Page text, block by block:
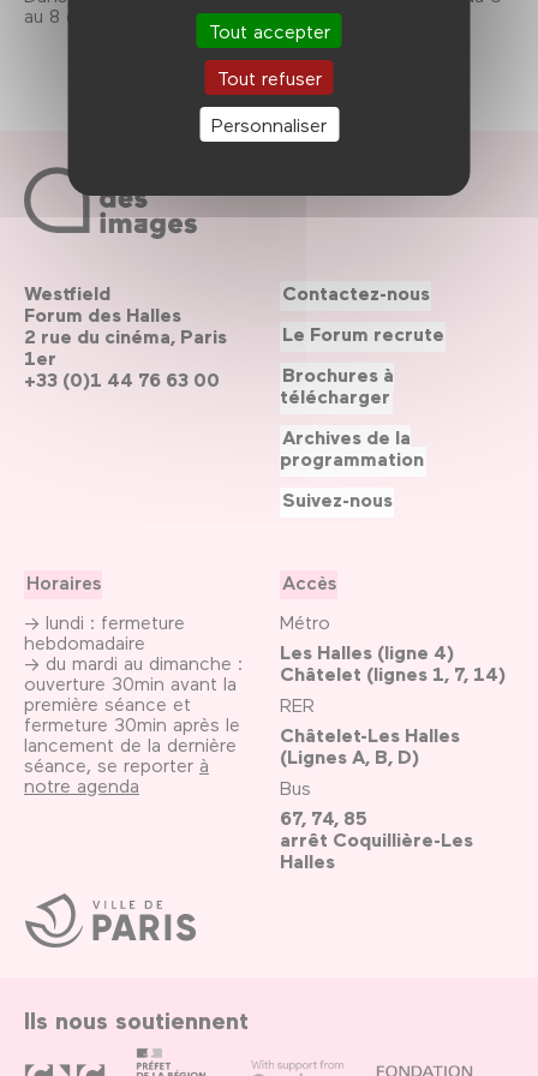
Tout accepter
Tout refuser
Personnaliser
au 8 décembre 2013.
Ville
de
Paris
Westfield
Forum des Halles
2 rue du cinéma, Paris
1er
+33 (0)1 44 76 63 00
Horaires
→ lundi : fermeture
hebdomadaire
→ du mardi au dimanche :
ouverture 30min avant la
première séance et
fermeture 30min après le
lancement de la dernière
séance, se reporter à
notre agenda
Accès
Métro
Les Halles (ligne 4)
Châtelet (lignes 1, 7, 14)
RER
Châtelet-Les Halles
(Lignes A, B, D)
Bus
67, 74, 85
arrêt Coquillière-Les
Halles
Contactez-nous
Le Forum recrute
Brochures à
télécharger
Archives de la
programmation
Suivez-nous
Ils nous soutiennent